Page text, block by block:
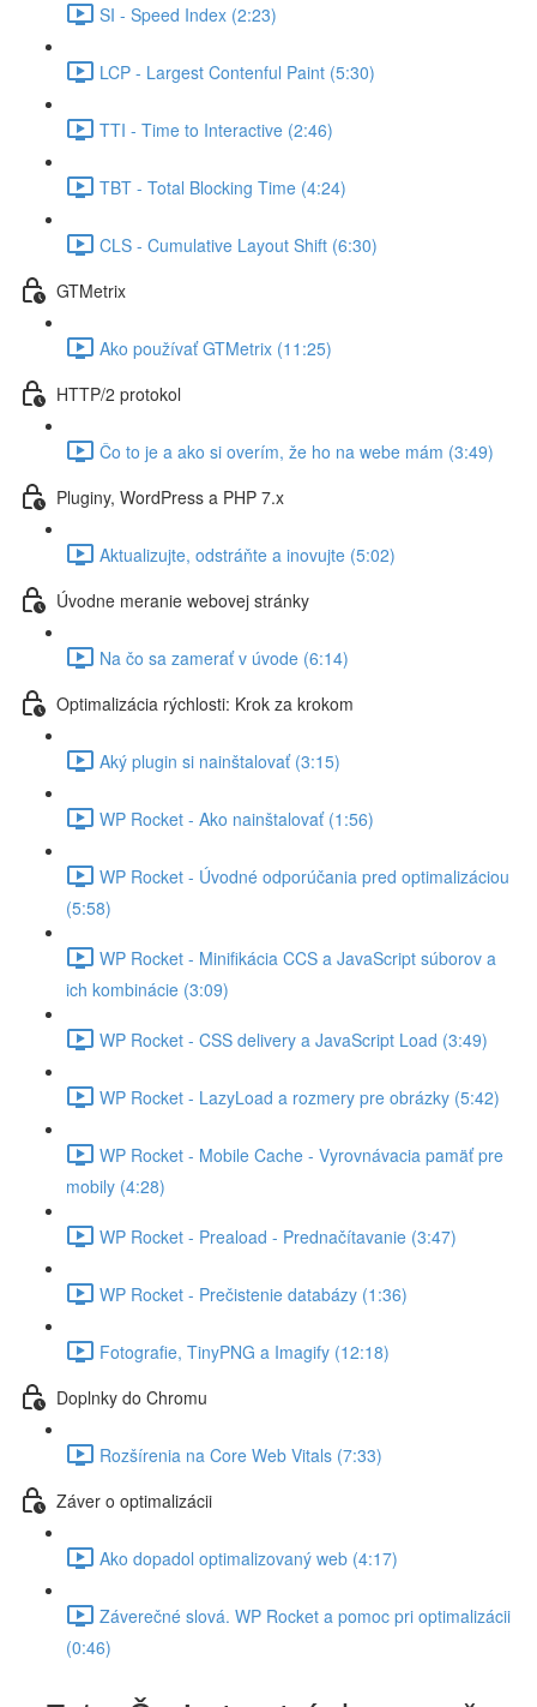
SI - Speed Index (2:23)
LCP - Largest Contenful Paint (5:30)
TTI - Time to Interactive (2:46)
TBT - Total Blocking Time (4:24)
CLS - Cumulative Layout Shift (6:30)
GTMetrix
Ako používať GTMetrix (11:25)
HTTP/2 protokol
Čo to je a ako si overím, že ho na webe mám (3:49)
Pluginy, WordPress a PHP 7.x
Aktualizujte, odstráňte a inovujte (5:02)
Úvodne meranie webovej stránky
Na čo sa zamerať v úvode (6:14)
Optimalizácia rýchlosti: Krok za krokom
Aký plugin si nainštalovať (3:15)
WP Rocket - Ako nainštalovať (1:56)
WP Rocket - Úvodné odporúčania pred optimalizáciou
(5:58)
WP Rocket - Minifikácia CCS a JavaScript súborov a
ich kombinácie (3:09)
WP Rocket - CSS delivery a JavaScript Load (3:49)
WP Rocket - LazyLoad a rozmery pre obrázky (5:42)
WP Rocket - Mobile Cache - Vyrovnávacia pamäť pre
mobily (4:28)
WP Rocket - Preaload - Prednačítavanie (3:47)
WP Rocket - Prečistenie databázy (1:36)
Fotografie, TinyPNG a Imagify (12:18)
Doplnky do Chromu
Rozšírenia na Core Web Vitals (7:33)
Záver o optimalizácii
Ako dopadol optimalizovaný web (4:17)
Záverečné slová. WP Rocket a pomoc pri optimalizácii
(0:46)